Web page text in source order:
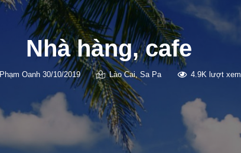
Nhà hàng, cafe
Phạm Oanh30/10/2019 Lào Cai,Sa Pa 4.9K lượt xem